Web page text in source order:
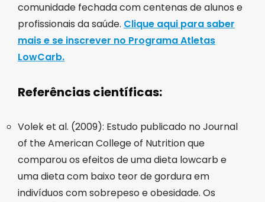
comunidade fechada com centenas de alunos e
profissionais da saúde. Clique aqui para saber
mais e se inscrever no Programa Atletas
LowCarb.
Referências científicas:
Volek et al. (2009): Estudo publicado no Journal
of the American College of Nutrition que
comparou os efeitos de uma dieta lowcarb e
uma dieta com baixo teor de gordura em
indivíduos com sobrepeso e obesidade. Os